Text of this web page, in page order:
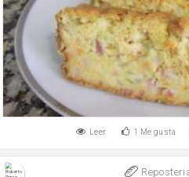
Leer 1 Me gusta